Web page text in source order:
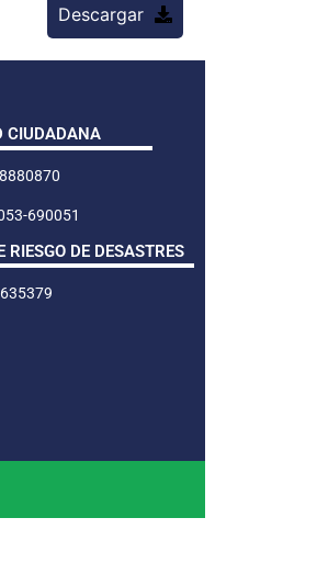
Descargar
CIUDADANA
690051
RIESGO DE DESASTRES